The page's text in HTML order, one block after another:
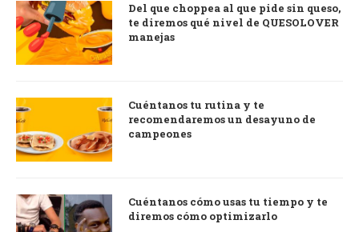
Del que choppea al que pide sin queso,
te diremos qué nivel de QUESOLOVER
manejas
Cuéntanos tu rutina y te
recomendaremos un desayuno de
campeones
Cuéntanos cómo usas tu tiempo y te
diremos cómo optimizarlo